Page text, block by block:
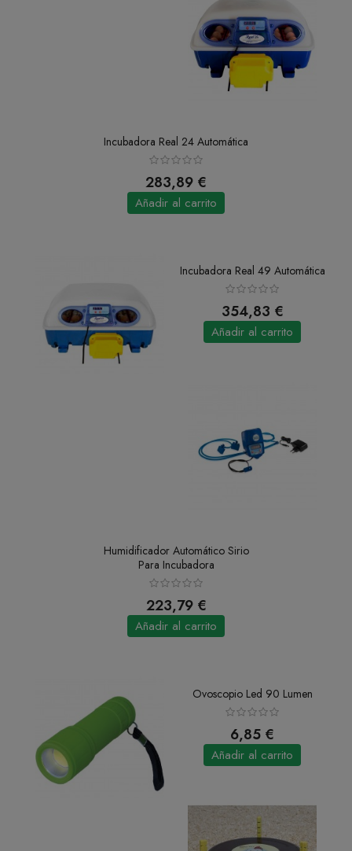
Incubadora Real 24 Automática
283,89 €
Añadir al carrito
Incubadora Real 49 Automática
354,83 €
Añadir al carrito
Humidificador Automático Sirio
Para Incubadora
223,79 €
Añadir al carrito
Ovoscopio Led 90 Lumen
6,85 €
Añadir al carrito